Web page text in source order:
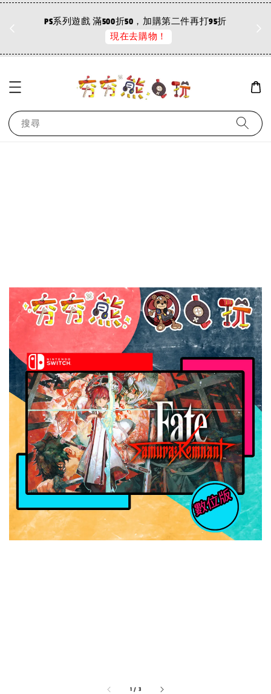
PS系列遊戲 滿500折50，加購第二件再打95折
現在去購物！
搜尋
1 / 3